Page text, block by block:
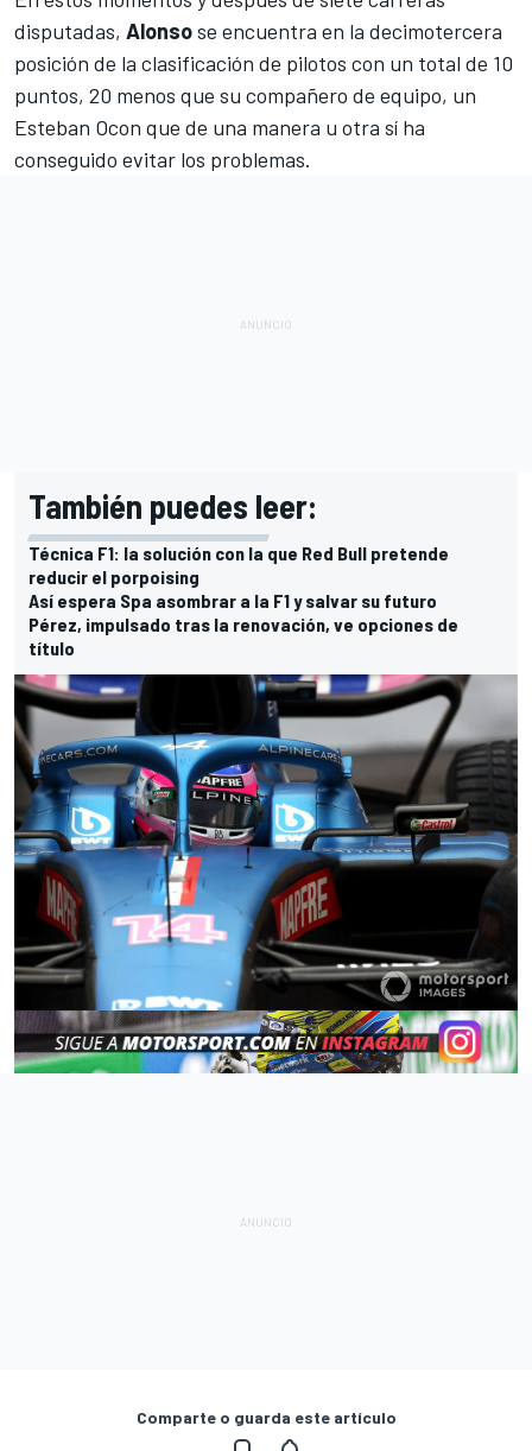
disputadas, Alonsose encuentra en la decimotercera
posición de la clasificación de pilotos con un total de 10
puntos, 20 menos que su compañero de equipo, un
Esteban Ocon que de una manera u otra sí ha
conseguido evitar los problemas.
También puedes leer:
Técnica F1: la solución con la que Red Bull pretende
reducir el porpoising
Así espera Spa asombrar a la F1 y salvar su futuro
Pérez, impulsado tras la renovación, ve opciones de
título
Comparte o guarda este artículo